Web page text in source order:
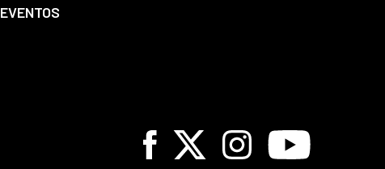
EVENTOS
Facebook
X InstagramYoutube